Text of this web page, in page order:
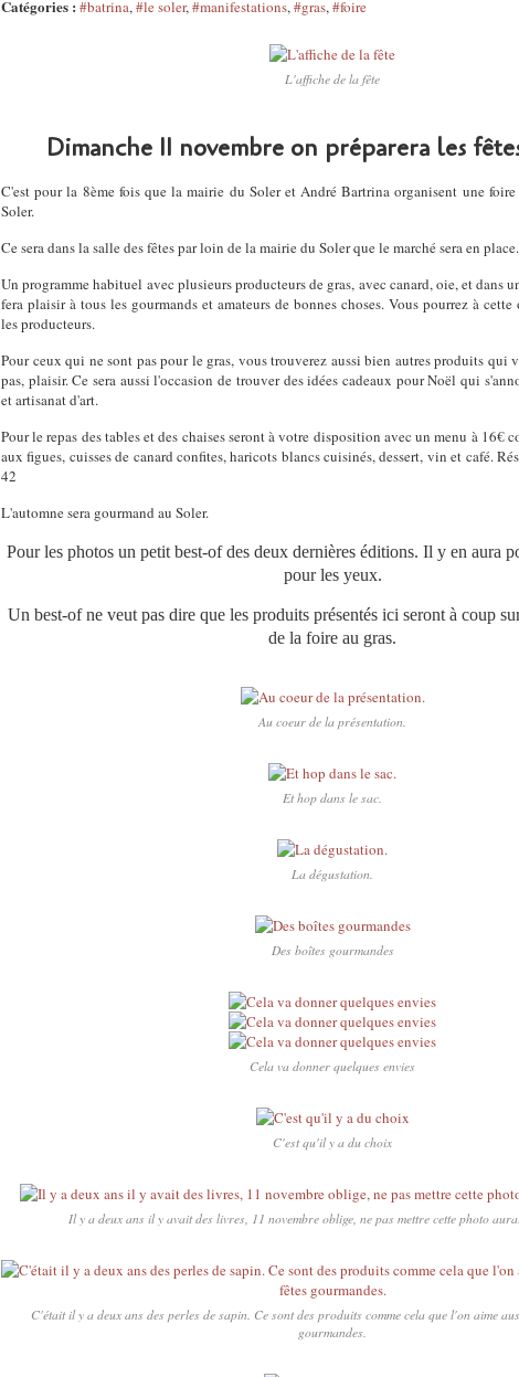
Catégories : #batrina,#le soler,#manifestations,#gras,#foire
L'affiche de la fête
Dimanche 11 novembre on préparera les
C'est pour la 8ème fois que la mairie du Soler et André Bartrina organisent une
Soler.
Ce sera dans la salle des fêtes par loin de la mairie du Soler que le marché sera en place.
Un programme habituel avec plusieurs producteurs de gras, avec canard, oie, et dans
fera plaisir à tous les gourmands et amateurs de bonnes choses. Vous pourrez à
les producteurs.
Pour ceux qui ne sont pas pour le gras, vous trouverez aussi bien autres produits qui
pas, plaisir. Ce sera aussi l'occasion de trouver des idées cadeaux pour Noël qui
et artisanat d'art.
Pour le repas des tables et des chaises seront à votre disposition avec un menu à 16€
aux figues, cuisses de canard confites, haricots blancs cuisinés, dessert, vin et café.
42
L'automne sera gourmand au Soler.
Pour les photos un petit best-of des deux dernières éditions. Il y en aura
pour les yeux.
Un best-of ne veut pas dire que les produits présentés ici seront à coup
de la foire au gras.
Au coeur de la présentation.
Et hop dans le sac.
La dégustation.
Des boîtes gourmandes
Cela va donner quelques envies
C'est qu'il y a du choix
Il y a deux ans il y avait des livres, 11 novembre oblige, ne pas mettre cette photo
C'était il y a deux ans des perles de sapin. Ce sont des produits comme cela que l'on aime
gourmandes.